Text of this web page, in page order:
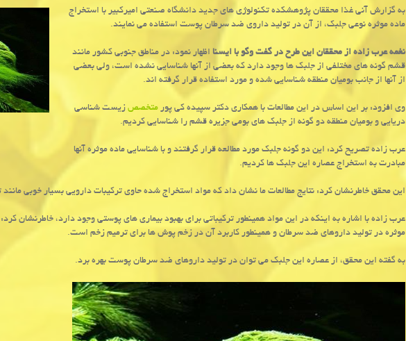
به گزارش آنی غذا محققان پژوهشكده تكنولوژی های جدید دانشگاه صنعتی امیركبیر با استخراج
ماده موثره نوعی جلبك، از آن در تولید داروی ضد سرطان پوست استفاده می نمایند.
نغمه عرب زاده از محققان این طرح در گفت وگو با ایسنا اظهار نمود: در مناطق جنوبی كشور مانند
قشم گونه های مختلفی از جلبك ها وجود دارد كه بعضی از آنها شناسایی نشده است، ولی بعضی
از آنها از جانب بومیان منطقه شناسایی شده و مورد استفاده قرار گرفته اند.
وی افزود: بر این اساس در این مطالعات با همكاری دكتر سپیده كی پور متخصص زیست شناسی
دریایی و بومیان منطقه دو گونه از جلبك های بومی جزیره قشم را شناسایی كردیم.
عرب زاده تصریح كرد: این دو گونه جلبك مورد مطالعه قرار گرفتند و با شناسایی ماده موثره آنها
مبادرت به استخراج عصاره این جلبك ها كردیم.
این محقق خاطرنشان كرد: نتایج مطالعات ما نشان داد كه مواد استخراج شده حاوی تركیبات دارویی بسیار خوبی
عرب زاده با اشاره به اینكه در این مواد همینطور تركیباتی برای بهبود بیماری های پوستی وجود دارد، خاطرنشان كرد:
موثره در تولید داروهای ضد سرطان و همینطور كاربرد آن در زخم پوش ها برای ترمیم زخم است.
به گفته این محقق، از عصاره این جلبك می توان در تولید داروهای ضد سرطان پوست بهره برد.